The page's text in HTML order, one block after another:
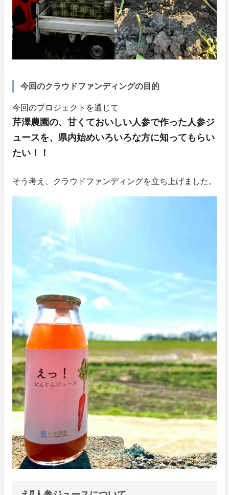
今回のクラウドファンディングの目的
今回のプロジェクトを通じて
芹澤農園の、甘くておいしい人参で作った人参ジ
ュースを、県内始めいろいろな方に知ってもらい
たい！！
そう考え、クラウドファンディングを立ち上げました。